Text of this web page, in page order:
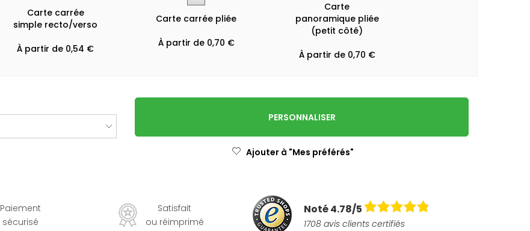
Carte carrée
simple recto/verso
À partir de 0,54 €
Carte carrée pliée
À partir de 0,70 €
Carte
panoramique pliée
(petit côté)
À partir de 0,70 €
PERSONNALISER
Ajouter à "Mes préférés"
Paiement
sécurisé
Satisfait
ou réimprimé
Noté 4.78/5
1708 avis clients certifiés